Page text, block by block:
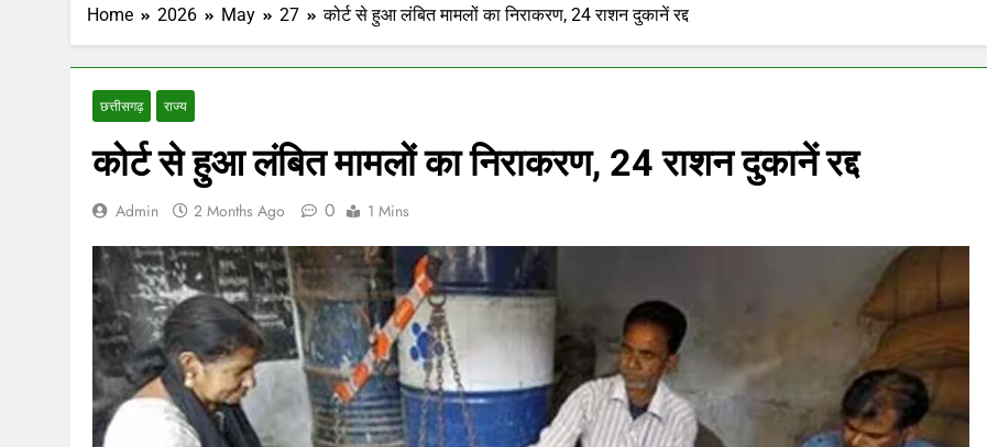
Home 2026 May 27 कोर्ट से हुआ लंबित मामलों का निराकरण, 24 राशन दुकानें रद्द
छत्तीसगढ़ राज्य
कोर्ट से हुआ लंबित मामलों का निराकरण, 24 राशन दुकानें रद्द
Admin 2 Months Ago 0 1 Mins